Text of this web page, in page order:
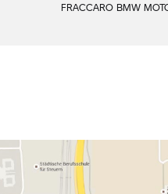
FRACCARO BMW